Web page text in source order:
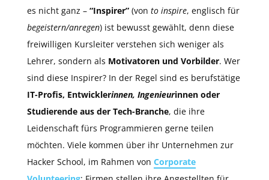
es nicht ganz – “Inspirer” (von to inspire, englisch für
begeistern/anregen) ist bewusst gewählt, denn diese
freiwilligen Kursleiter verstehen sich weniger als
Lehrer, sondern als Motivatoren und Vorbilder. Wer
sind diese Inspirer? In der Regel sind es berufstätige
IT-Profis, Entwicklerinnen, Ingenieurinnen oder
Studierende aus der Tech-Branche, die ihre
Leidenschaft fürs Programmieren gerne teilen
möchten. Viele kommen über ihr Unternehmen zur
Hacker School, im Rahmen von Corporate